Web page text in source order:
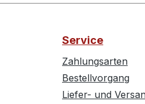
Service
Zahlungsarten
Bestellvorgang
Liefer- und